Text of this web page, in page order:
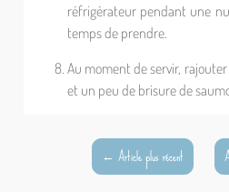
réfrigérateur pendant une
temps de prendre.
Au moment de servir,
et un peu de brisure de
← Article plus récent